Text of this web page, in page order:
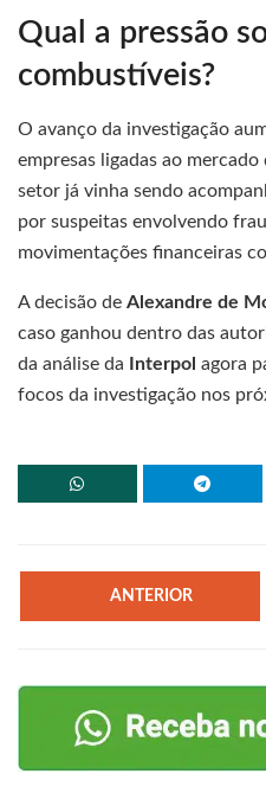
Qual a pressão
combustíveis?
O avanço da investigação
empresas ligadas ao
setor já vinha sendo
por suspeitas envolvendo
movimentações financeiras
A decisão de Alexandre de
caso ganhou dentro das
da análise da Interpol agora
focos da investigação nos
ANTERIOR